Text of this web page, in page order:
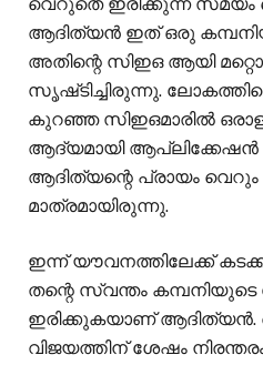
ആദിത്യൻ ഇത് ഒരു
അതിന്റെ സിഇഒ ആയി
സൃഷ്‌ടിച്ചിരുന്നു.
കുറഞ്ഞ സിഇഒമാരിൽ
ആദ്യമായി ആപ്ലിക്കേഷൻ
ആദിത്യന്റെ പ്രായം
മാത്രമായിരുന്നു.
ഇന്ന് യൗവനത്തിലേക്ക്
തന്റെ സ്വന്തം
ഇരിക്കുകയാണ് ആദിത്യൻ.
വിജയത്തിന് ശേഷം